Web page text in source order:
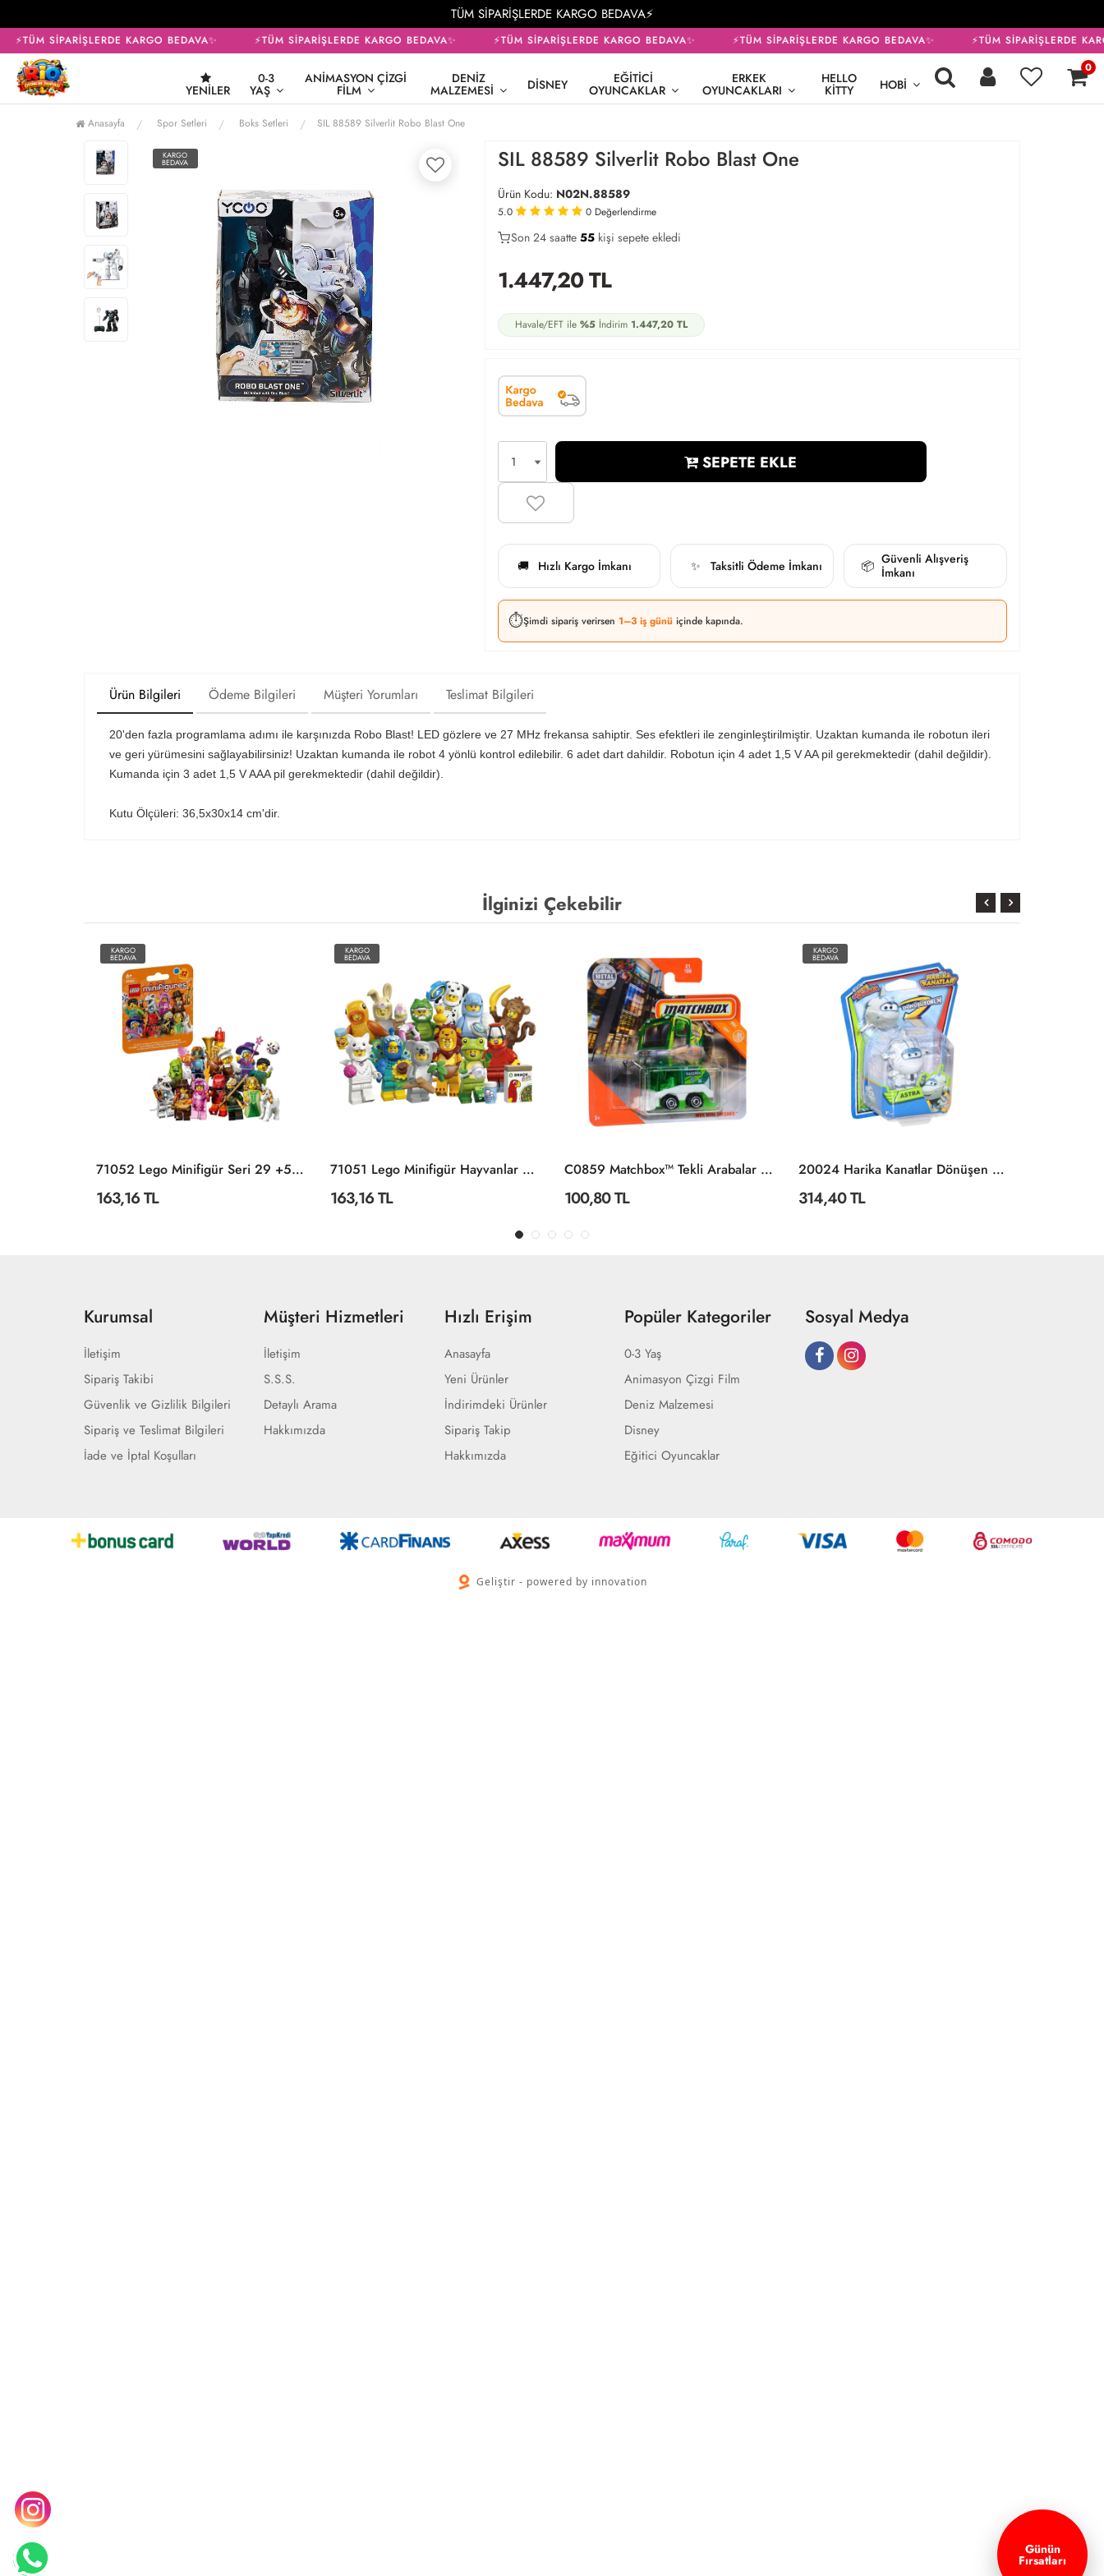
TÜM SİPARİŞLERDE KARGO BEDAVA⚡
⚡TÜM SİPARİŞLERDE KARGO BEDAVA✨ ⚡TÜM SİPARİŞLERDE KARGO BEDAVA✨ ⚡TÜM SİPARİŞLERDE KARGO BEDAVA✨ ⚡TÜM SİPARİŞLERDE KARGO BEDAVA✨ ⚡TÜM SİPARİŞLERDE
YENILER
0-3
YAŞ
ANIMASYON ÇIZGI
FILM
DENIZ
MALZEMESI DISNEY EĞITICI
OYUNCAKLAR
ERKEK
OYUNCAKLARI
HELLO
KITTY HOBI
0
Anasayfa Spor Setleri Boks Setleri SIL 88589 Silverlit Robo Blast One
KARGO
BEDAVA SIL 88589 Silverlit Robo Blast One
Ürün Kodu: N02N.88589
5.0 0 Değerlendirme
40
Son 24 saatte 55kişi sepete ekledi
16
1.447,20TL
Havale/EFT ile %5İndirim 1.447,20TL
SEPETE EKLE
🚚 Hızlı Kargo İmkanı ✨ Taksitli Ödeme İmkanı 📦 Güvenli Alışveriş
İmkanı
⏱️Şimdi sipariş verirsen 1–3 iş günü içinde kapında.
Ürün Bilgileri Ödeme Bilgileri Müşteri Yorumları Teslimat Bilgileri
20'den fazla programlama adımı ile karşınızda Robo Blast! LED gözlere ve 27 MHz frekansa sahiptir. Ses efektleri ile zenginleştirilmiştir. Uzaktan kumanda ile robotun ileri
ve geri yürümesini sağlayabilirsiniz! Uzaktan kumanda ile robot 4 yönlü kontrol edilebilir. 6 adet dart dahildir. Robotun için 4 adet 1,5 V AA pil gerekmektedir (dahil değildir).
Kumanda için 3 adet 1,5 V AAA pil gerekmektedir (dahil değildir).
Kutu Ölçüleri: 36,5x30x14 cm'dir.
İlginizi Çekebilir
KARGO
BEDAVA
71052 Lego Minifigür Seri 29 +5 Yaş
163,16 TL
KARGO
BEDAVA
71051 Lego Minifigür Hayvanlar Seri 28 +5 Yaş
163,16 TL
C0859 Matchbox™ Tekli Arabalar / Asorti Seçilemez.
100,80 TL
KARGO
BEDAVA
20024 Harika Kanatlar Dönüşen ASTRA Mini Figür
314,40 TL
Kurumsal
İletişim
Sipariş Takibi
Güvenlik ve Gizlilik Bilgileri
Sipariş ve Teslimat Bilgileri
İade ve İptal Koşulları
Müşteri Hizmetleri
İletişim
S.S.S.
Detaylı Arama
Hakkımızda
Hızlı Erişim
Anasayfa
Yeni Ürünler
İndirimdeki Ürünler
Sipariş Takip
Hakkımızda
Popüler Kategoriler
0-3 Yaş
Animasyon Çizgi Film
Deniz Malzemesi
Disney
Eğitici Oyuncaklar
Sosyal Medya
Geliştir - powered by innovation
Günün
Fırsatları